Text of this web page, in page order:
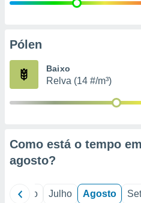
e
de
Pólen
Baixo
Relva (14 #/m³)
Como está o tempo
agosto?
Junho Julho Agosto